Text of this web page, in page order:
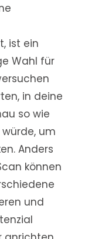
ist ein
Wahl für
in deine
so wie
um
Anders
können
und